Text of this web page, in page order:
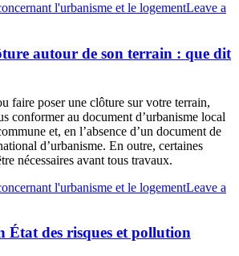
l'urbanisme et le logementLeave a
autour de son terrain : que dit
faire poser une clôture sur votre terrain,
conformer au document d’urbanisme local
et, en l’absence d’un document de
d’urbanisme. En outre, certaines
nécessaires avant tous travaux.
l'urbanisme et le logementLeave a
des risques et pollution